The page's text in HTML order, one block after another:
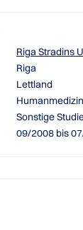
Riga Stradins
Riga
Lettland
Humanmedizin
Sonstige
09/2008 bis